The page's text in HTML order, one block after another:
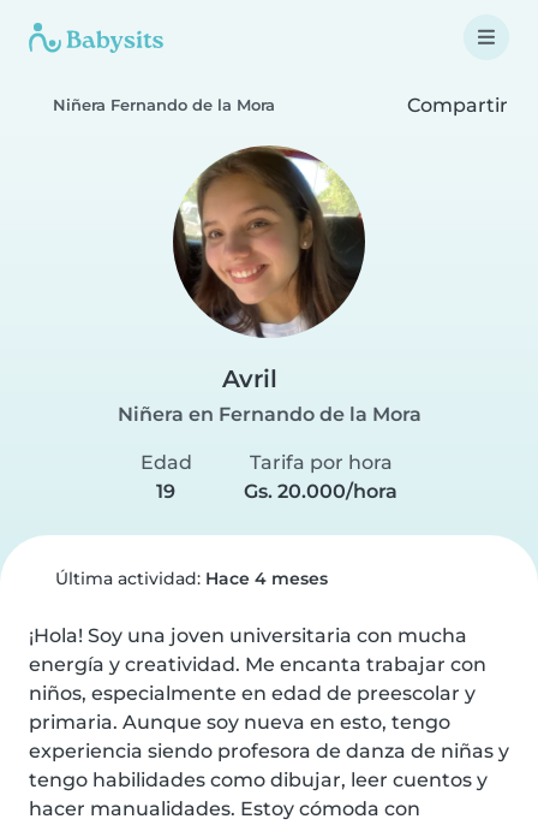
Niñera Fernando de la Mora Compartir
Avril
Niñera en Fernando de la Mora
Edad
19
Tarifa por hora
Gs. 20.000/hora
Última actividad: Hace 4 meses
¡Hola! Soy una joven universitaria con mucha
energía y creatividad. Me encanta trabajar con
niños, especialmente en edad de preescolar y
primaria. Aunque soy nueva en esto, tengo
experiencia siendo profesora de danza de niñas y
tengo habilidades como dibujar, leer cuentos y
hacer manualidades. Estoy cómoda con